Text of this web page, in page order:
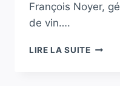
François Noyer,
de vin….
LIRE LA SUITEUN